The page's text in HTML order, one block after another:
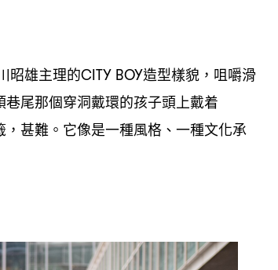
昭雄主理的CITY BOY造型樣貌 ， 咀嚼滑
巷尾那個穿洞戴環的孩子頭上戴着
， 甚難。它像是一種風格、一種文化承